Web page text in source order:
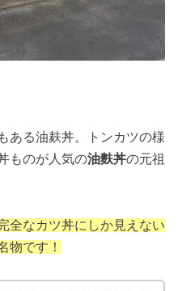
ある油麸丼。トンカツの様
ものが人気の油麩丼の元祖
全なカツ丼にしか見えない
物です！